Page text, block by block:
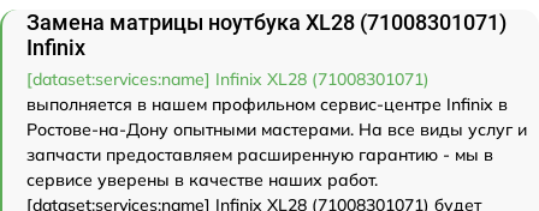
Замена матрицы ноутбука XL28 (71008301071)
Infinix
[dataset:services:name] Infinix XL28 (71008301071)
выполняется в нашем профильном сервис-центре Infinix в
Ростове-на-Дону опытными мастерами. На все виды услуг и
запчасти предоставляем расширенную гарантию - мы в
сервисе уверены в качестве наших работ.
[dataset:services:name] Infinix XL28 (71008301071) будет